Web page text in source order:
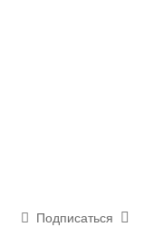
Подписаться